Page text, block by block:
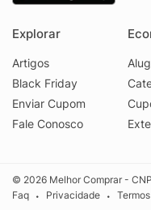
Explorar
Artigos
Black Friday
Enviar Cupom
Fale Conosco
© 2026 Melhor Comprar -
Faq
• Privacidade • Termos